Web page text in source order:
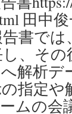
田中
書で
、その
解析
指定
ムの会